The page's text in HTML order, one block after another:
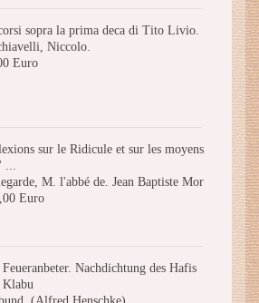
sopra la prima deca di Tito Livio.
Niccolo.
Euro
sur le Ridicule et sur les moyens
...
M. l'abbé de. Jean Baptiste Mor
Euro
Nachdichtung des Hafis
Klabu